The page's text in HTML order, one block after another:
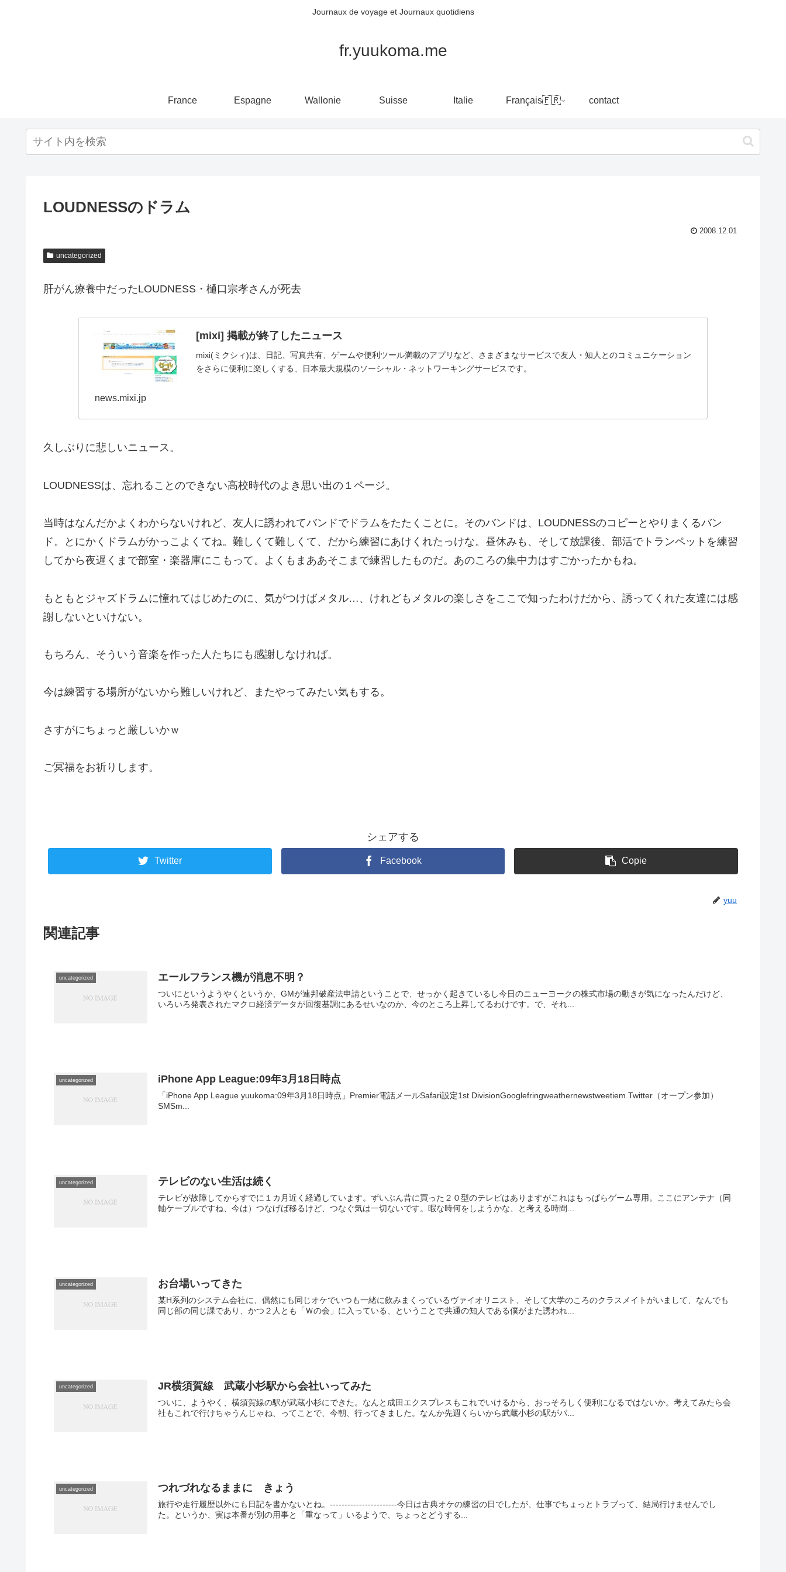
Journaux de voyage et Journaux quotidiens
fr.yuukoma.me
France Espagne Wallonie Suisse Italie Français🇫🇷 contact
LOUDNESSのドラム
2008.12.01
uncategorized
肝がん療養中だったLOUDNESS・樋口宗孝さんが死去
[mixi] 掲載が終了したニュース
mixi(ミクシィ)は、日記、写真共有、ゲームや便利ツール満載のアプリなど、さまざまなサービスで友人・知人とのコミュニケーション
をさらに便利に楽しくする、日本最大規模のソーシャル・ネットワーキングサービスです。
news.mixi.jp
久しぶりに悲しいニュース。
LOUDNESSは、忘れることのできない高校時代のよき思い出の１ページ。
当時はなんだかよくわからないけれど、友人に誘われてバンドでドラムをたたくことに。そのバンドは、LOUDNESSのコピーとやりまくるバン
ド。とにかくドラムがかっこよくてね。難しくて難しくて、だから練習にあけくれたっけな。昼休みも、そして放課後、部活でトランペットを練習
してから夜遅くまで部室・楽器庫にこもって。よくもまああそこまで練習したものだ。あのころの集中力はすごかったかもね。
もともとジャズドラムに憧れてはじめたのに、気がつけばメタル…、けれどもメタルの楽しさをここで知ったわけだから、誘ってくれた友達には感
謝しないといけない。
もちろん、そういう音楽を作った人たちにも感謝しなければ。
今は練習する場所がないから難しいけれど、またやってみたい気もする。
さすがにちょっと厳しいかｗ
ご冥福をお祈りします。
シェアする
Twitter Facebook Copie
yuu
関連記事
uncategorized エールフランス機が消息不明？
ついにというようやくというか、GMが連邦破産法申請ということで、せっかく起きているし今日のニューヨークの株式市場の動きが気になったんだけど、
いろいろ発表されたマクロ経済データが回復基調にあるせいなのか、今のところ上昇してるわけです。で、それ...
uncategorized iPhone App League:09年3月18日時点
「iPhone App League yuukoma:09年3月18日時点」Premier電話メールSafari設定1st DivisionGooglefringweathernewstweetiem.Twitter（オープン参加）
SMSm...
uncategorized テレビのない生活は続く
テレビが故障してからすでに１カ月近く経過しています。ずいぶん昔に買った２０型のテレビはありますがこれはもっぱらゲーム専用。ここにアンテナ（同
軸ケーブルですね、今は）つなげば移るけど、つなぐ気は一切ないです。暇な時何をしようかな、と考える時間...
uncategorized お台場いってきた
某H系列のシステム会社に、偶然にも同じオケでいつも一緒に飲みまくっているヴァイオリニスト、そして大学のころのクラスメイトがいまして、なんでも
同じ部の同じ課であり、かつ２人とも「Ｗの会」に入っている、ということで共通の知人である僕がまた誘われ...
uncategorized JR横須賀線 武蔵小杉駅から会社いってみた
ついに、ようやく、横須賀線の駅が武蔵小杉にできた。なんと成田エクスプレスもこれでいけるから、おっそろしく便利になるではないか。考えてみたら会
社もこれで行けちゃうんじゃね、ってことで、今朝、行ってきました。なんか先週くらいから武蔵小杉の駅がパ...
uncategorized つれづれなるままに きょう
旅行や走行履歴以外にも日記を書かないとね。-----------------------今日は古典オケの練習の日でしたが、仕事でちょっとトラブって、結局行けませんでし
た。というか、実は本番が別の用事と「重なって」いるようで、ちょっとどうする...